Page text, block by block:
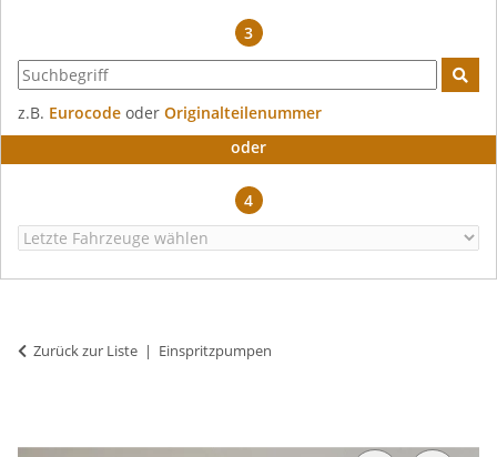
3
z.B. Eurocode oder Originalteilenummer
oder
4
Zurück zur Liste Einspritzpumpen